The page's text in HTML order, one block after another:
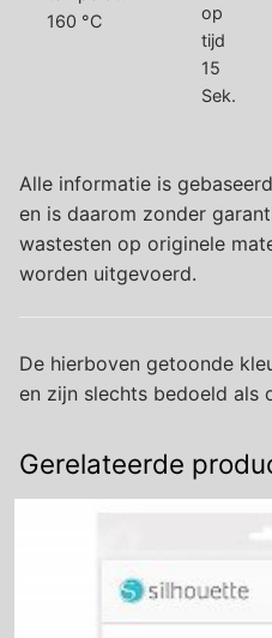
160 °C
15
Sek.
Alle informatie is
en is daarom zonder
wastesten op originele
worden uitgevoerd.
De hierboven getoonde
en zijn slechts bedoeld als
Gerelateerde